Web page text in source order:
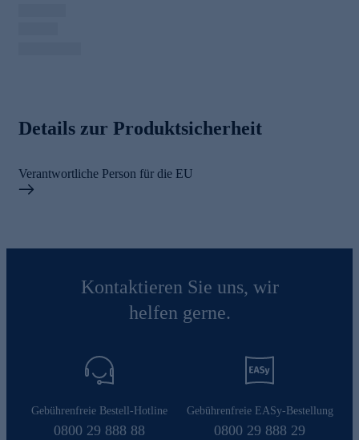
Details zur Produktsicherheit
Verantwortliche Person für die EU
Kontaktieren Sie uns, wir
helfen gerne.
Gebührenfreie Bestell-Hotline
0800 29 888 88
Gebührenfreie EASy-Bestellung
0800 29 888 29